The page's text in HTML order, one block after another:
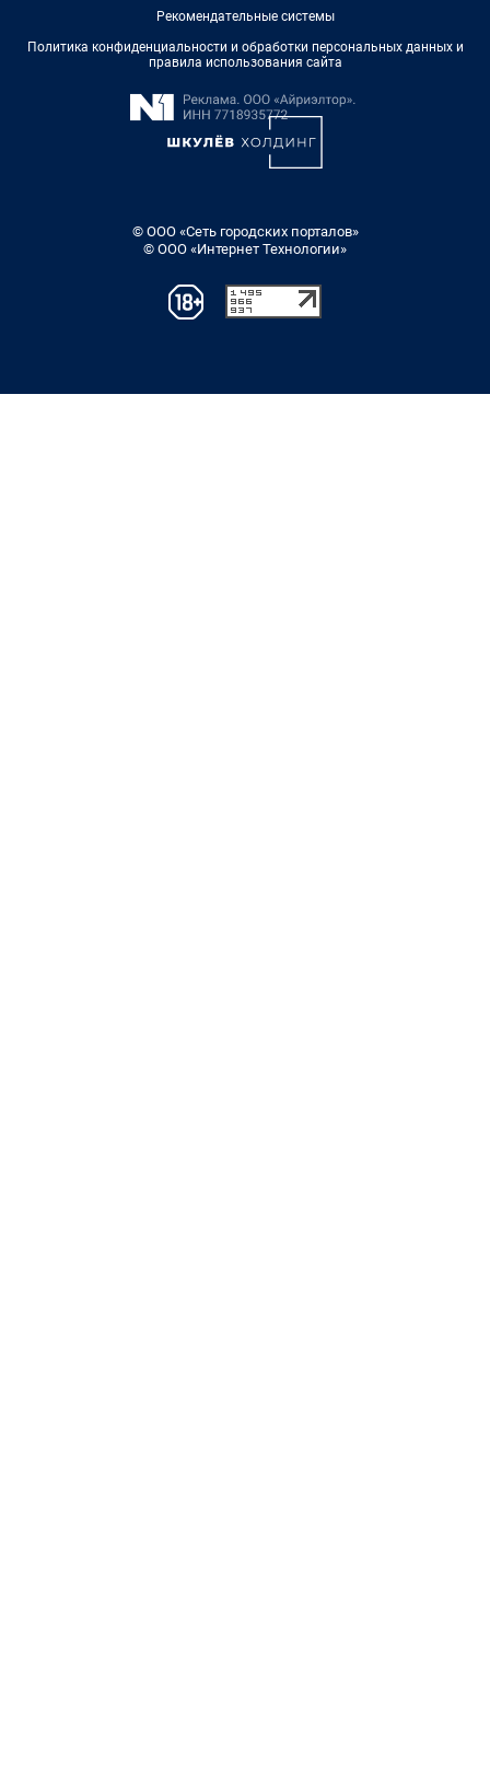
Рекомендательные системы
Политика конфиденциальности и обработки персональных данных и
правила использования сайта
© ООО «Сеть городских порталов»
© ООО «Интернет Технологии»